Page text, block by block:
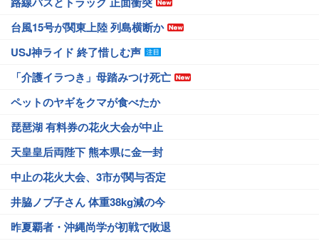
台風15号が関東上陸 列島横断か
USJ神ライド 終了惜しむ声
「介護イラつき」母踏みつけ死亡
ペットのヤギをクマが食べたか
琵琶湖 有料券の花火大会が中止
天皇皇后両陛下 熊本県に金一封
中止の花火大会、3市が関与否定
井脇ノブ子さん 体重38kg減の今
昨夏覇者・沖縄尚学が初戦で敗退